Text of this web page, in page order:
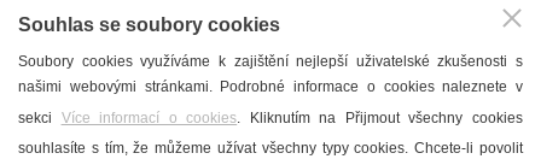
T. G. Masaryk
Mandloně
Ubytování
Restaurace
Souhlas se soubory cookies
Soubory cookies využíváme k zajištění nejlepší uživatelské zkušenosti s
našimi webovými stránkami. Podrobné informace o cookies naleznete v
sekci Více informací o cookies. Kliknutím na Přijmout všechny cookies
souhlasíte s tím, že můžeme užívat všechny typy cookies. Chcete-li povolit